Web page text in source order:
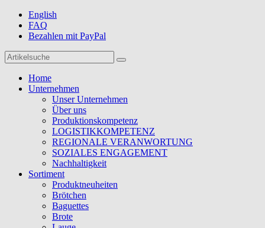
English
FAQ
Bezahlen mit PayPal
Home
Unternehmen
Unser Unternehmen
Über uns
Produktionskompetenz
LOGISTIKKOMPETENZ
REGIONALE VERANWORTUNG
SOZIALES ENGAGEMENT
Nachhaltigkeit
Sortiment
Produktneuheiten
Brötchen
Baguettes
Brote